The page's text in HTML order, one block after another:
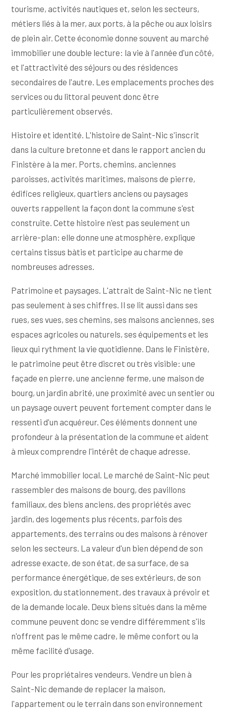
tourisme, activités nautiques et, selon les secteurs,
métiers liés à la mer, aux ports, à la pêche ou aux loisirs
de plein air. Cette économie donne souvent au marché
immobilier une double lecture: la vie à l'année d'un côté,
et l'attractivité des séjours ou des résidences
secondaires de l'autre. Les emplacements proches des
services ou du littoral peuvent donc être
particulièrement observés.
Histoire et identité. L'histoire de Saint-Nic s'inscrit
dans la culture bretonne et dans le rapport ancien du
Finistère à la mer. Ports, chemins, anciennes
paroisses, activités maritimes, maisons de pierre,
édifices religieux, quartiers anciens ou paysages
ouverts rappellent la façon dont la commune s'est
construite. Cette histoire n'est pas seulement un
arrière-plan: elle donne une atmosphère, explique
certains tissus bàtis et participe au charme de
nombreuses adresses.
Patrimoine et paysages. L'attrait de Saint-Nic ne tient
pas seulement à ses chiffres. Il se lit aussi dans ses
rues, ses vues, ses chemins, ses maisons anciennes, ses
espaces agricoles ou naturels, ses équipements et les
lieux qui rythment la vie quotidienne. Dans le Finistère,
le patrimoine peut être discret ou très visible: une
façade en pierre, une ancienne ferme, une maison de
bourg, un jardin abrité, une proximité avec un sentier ou
un paysage ouvert peuvent fortement compter dans le
ressenti d'un acquéreur. Ces éléments donnent une
profondeur à la présentation de la commune et aident
à mieux comprendre l'intérêt de chaque adresse.
Marché immobilier local. Le marché de Saint-Nic peut
rassembler des maisons de bourg, des pavillons
familiaux, des biens anciens, des propriétés avec
jardin, des logements plus récents, parfois des
appartements, des terrains ou des maisons à rénover
selon les secteurs. La valeur d'un bien dépend de son
adresse exacte, de son état, de sa surface, de sa
performance énergétique, de ses extérieurs, de son
exposition, du stationnement, des travaux à prévoir et
de la demande locale. Deux biens situés dans la même
commune peuvent donc se vendre différemment s'ils
n'offrent pas le même cadre, le même confort ou la
même facilité d'usage.
Pour les propriétaires vendeurs. Vendre un bien à
Saint-Nic demande de replacer la maison,
l'appartement ou le terrain dans son environnement